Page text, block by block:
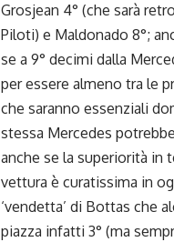
Grosjean 4° (che sarà
Piloti) e Maldonado 8°;
se a 9° decimi dalla
per essere almeno tra le
che saranno essenziali
stessa Mercedes
anche se la superiorità in
vettura è curatissima in
‘vendetta’ di Bottas che
piazza infatti 3° (ma